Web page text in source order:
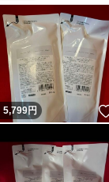
5,799円